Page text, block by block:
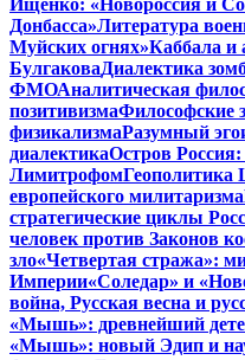
Ищенко: «Новороссия и
Донбасса»Литература
Муйских огнях»Каббала и
БулгаковаДиалектика
ФМОАналитическая
позитивизмаФилософские
физикализмаРазумный
диалектикаОстров
ЛимитрофомГеополитика
европейского милитаризма
стратегические циклы
человек против Законов
зло«Четвертая стража»:
Империи«Соледар» и
война, Русская весна и
«Мышь»: древнейший
«Мышь»: новый Эдип и